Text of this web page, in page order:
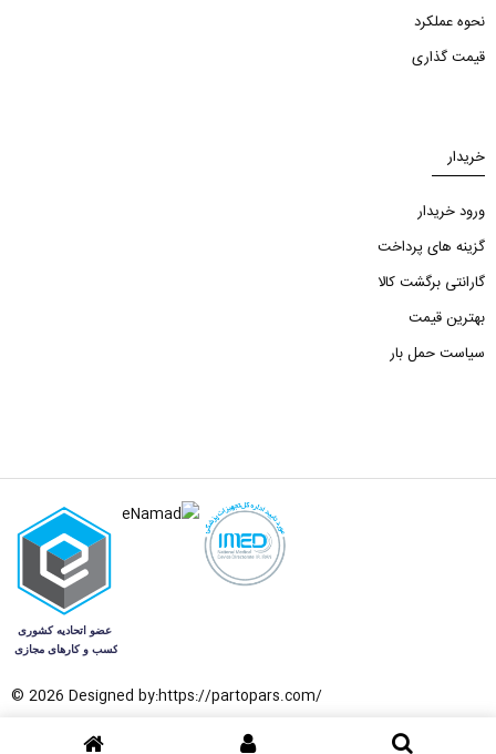
نحوه عملکرد
قیمت گذاری
خریدار
ورود خریدار
گزینه های پرداخت
گارانتی برگشت کالا
بهترین قیمت
سیاست حمل بار
© 2026 Designed by:https://partopars.com/